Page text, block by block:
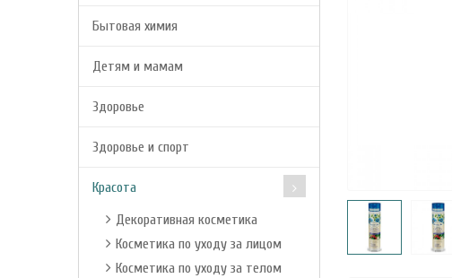
Бытовая химия
Детям и мамам
Здоровье
Здоровье и спорт
Красота
Декоративная косметика
Косметика по уходу за лицом
Косметика по уходу за телом